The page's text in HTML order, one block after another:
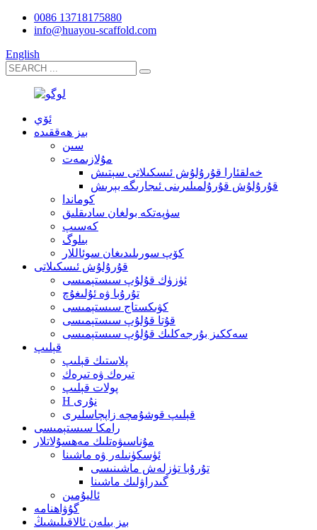
0086 13718175880
info@huayou-scaffold.com
English
ئۆي
بىز ھەققىدە
سىن
مۇلازىمەت
خەلقئارا قۇرۇلۇش ئىسكىلاتى سېتىش
قۇرۇلۇش قۇرۇلمىلىرىنى ئىجارىگە بېرىش
كوماندا
سۈپەتكە بولغان سادىقلىق
كەسىپ
بىلوگ
كۆپ سورىلىدىغان سوئاللار
قۇرۇلۇش ئىسكىلاتى
ئۈزۈك قۇلۇپ سىستېمىسى
تۇرۇبا ۋە ئۇلىغۇچ
كۋىكستاج سىستېمىسى
قۇتا قۇلۇپ سىستېمىسى
سەككىز بۇرجەكلىك قۇلۇپ سىستېمىسى
قېلىپ
پلاستىك قېلىپ
تىرەك ۋە تىرەك
پولات قېلىپ
H نۇرى
قېلىپ قوشۇمچە زاپچاسلىرى
رامكا سىستېمىسى
مۇناسىۋەتلىك مەھسۇلاتلار
ئۈسكۈنىلەر ۋە ماشىنا
تۇرۇبا تۈزلەش ماشىنىسى
گىدراۋلىك ماشىنا
ئاليۇمىن
گۇۋاھنامە
بىز بىلەن ئالاقىلىشىڭ